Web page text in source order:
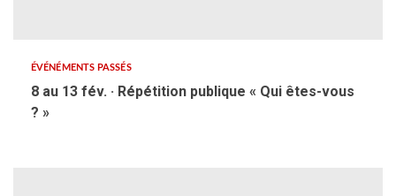
ÉVÉNÉMENTS PASSÉS
8 au 13 fév. · Répétition publique « Qui êtes-vous
? »